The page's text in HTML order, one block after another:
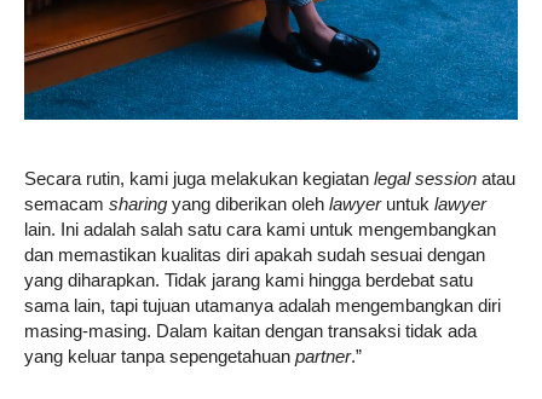
Secara rutin, kami juga melakukan kegiatan legal session atau
semacam sharing yang diberikan oleh lawyeruntuk lawyer
lain. Ini adalah salah satu cara kami untuk mengembangkan
dan memastikan kualitas diri apakah sudah sesuai dengan
yang diharapkan. Tidak jarang kami hingga berdebat satu
sama lain, tapi tujuan utamanya adalah mengembangkan diri
masing-masing. Dalam kaitan dengan transaksi tidak ada
yang keluar tanpa sepengetahuan partner.”